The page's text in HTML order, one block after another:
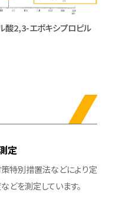
酸2,3-エポキシプロピル
定
特別措置法などにより定
どを測定しています。